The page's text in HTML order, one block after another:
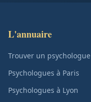
L'annuaire
Trouver un psychologue
Psychologues à Paris
Psychologues à Lyon